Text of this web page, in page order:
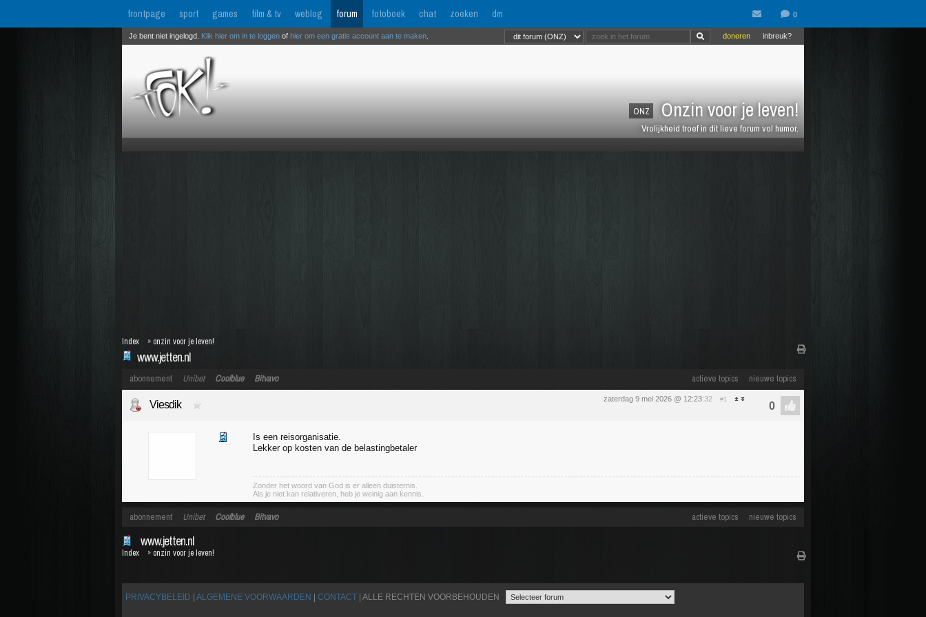
frontpage sport games film & tv weblog forum fotoboek chat zoeken dm
ONZ Onzin voor je leven!
Vrolijkheid troef in dit lieve forum vol humor.
inbreuk?
doneren
Je bent niet ingelogd. Klik hier om in te loggen of hier om een gratis account aan te maken
www.jetten.nl
Index » onzin voor je leven!
actieve topics nieuwe topics
abonnement Unibet Coolblue Bitvavo
zaterdag 9 mei 2026 @ 12:23:32 #1
Viesdik
Is een reisorganisatie.
Lekker op kosten van de belastingbetaler
Zonder het woord van God is er alleen duisternis.
Als je niet kan relativeren, heb je weinig aan kennis.
actieve topics nieuwe topics
abonnement Unibet Coolblue Bitvavo
www.jetten.nl
Index » onzin voor je leven!
PRIVACYBELEID ALGEMENE VOORWAARDEN CONTACT | ALLE RECHTEN VOORBEHOUDEN